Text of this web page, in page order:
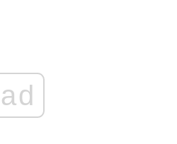
ad